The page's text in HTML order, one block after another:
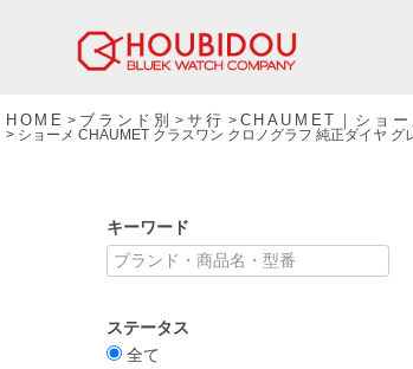
HOME ブランド別 サ行 CHAUMET｜ショー
ショーメ CHAUMET クラスワン クロノグラフ 純正ダイヤ
キーワード
ステータス
全て